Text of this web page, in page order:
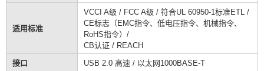
适用标准
VCCI A级 / FCC A级 / 符合UL 60950-1标准ETL /
CE标志（EMC指令、低电压指令、机械指令、
RoHS指令）/
CB认证 / REACH
接口
USB 2.0 高速 / 以太网1000BASE-T